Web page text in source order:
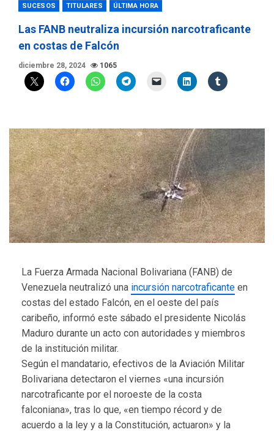
SUCESOS TITULARES ÚLTIMA HORA
Las FANB neutraliza incursión narcotraficante
en costas de Falcón
diciembre 28, 2024 1065
La Fuerza Armada Nacional Bolivariana (FANB) de
Venezuela neutralizó una incursión narcotraficante en
costas del estado Falcón, en el oeste del país
caribeño, informó este sábado el presidente Nicolás
Maduro durante un acto con autoridades y miembros
de la institución militar.
Según el mandatario, efectivos de la Aviación Militar
Bolivariana detectaron el viernes «una incursión
narcotraficante por el noroeste de la costa
falconiana», tras lo que, «en tiempo récord y de
acuerdo a la ley y a la Constitución, actuaron» y la